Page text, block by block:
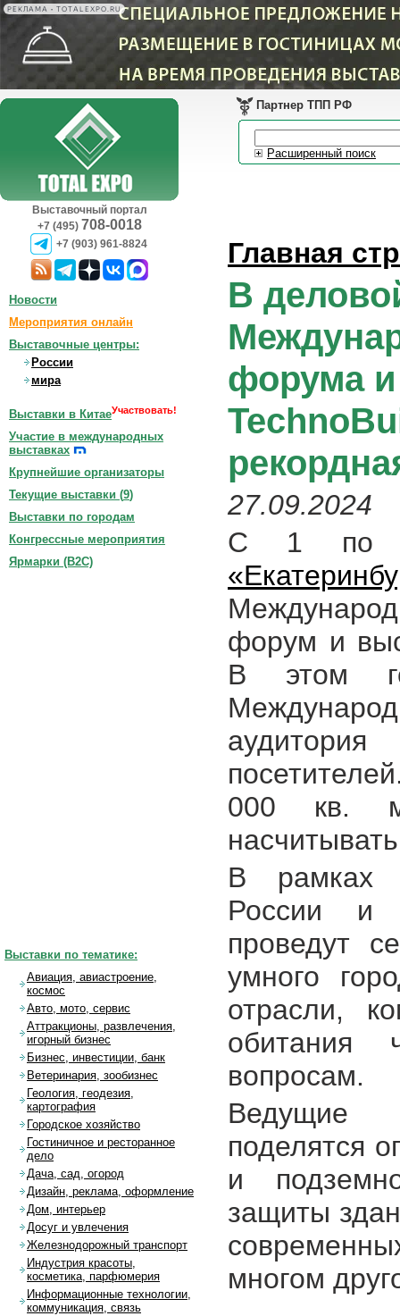
РЕКЛАМА • TOTALEXPO.RU
Выставочный портал
+7 (495) 708-0018
+7 (903) 961-8824
Партнер ТПП РФ
Расширенный поиск
Главная
В
форума
27.09.2024
С 1 по
форум и
В этом
000 кв.
В рамках
России и
проведут
умного
отрасли,
обитания
вопросам.
Ведущие
поделятся
и
защиты
многом
Новости
Мероприятия онлайн
Выставочные центры:
России
мира
Выставки в КитаеУчаствовать!
Участие в международных
выставках
Крупнейшие организаторы
Текущие выставки (9)
Выставки по городам
Конгрессные мероприятия
Ярмарки (B2C)
Выставки по тематике:
Авиация, авиастроение,
космос
Авто, мото, сервис
Аттракционы, развлечения,
игорный бизнес
Бизнес, инвестиции, банк
Ветеринария, зообизнес
Геология, геодезия,
картография
Городское хозяйство
Гостиничное и ресторанное
дело
Дача, сад, огород
Дизайн, реклама, оформление
Дом, интерьер
Досуг и увлечения
Железнодорожный транспорт
Индустрия красоты,
косметика, парфюмерия
Информационные технологии,
коммуникация, связь